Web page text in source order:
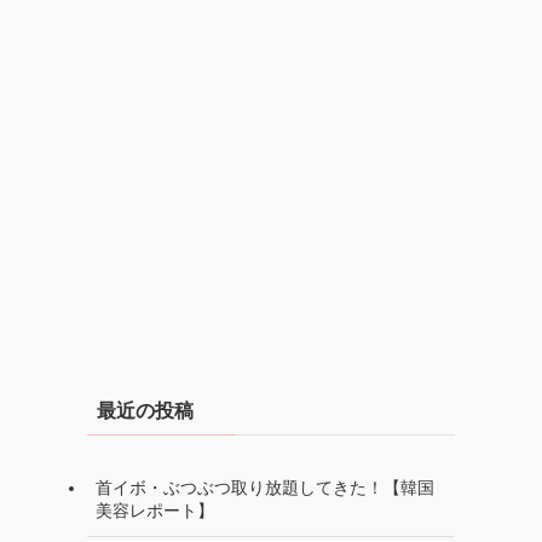
最近の投稿
首イボ・ぶつぶつ取り放題してきた！【韓国
美容レポート】